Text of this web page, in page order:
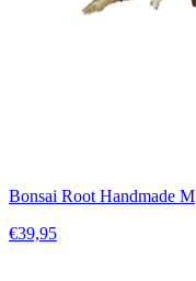
Bonsai Root Handmade M
€39,95